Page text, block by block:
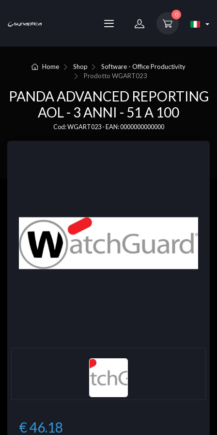
0
Home Shop
Software - Office Productivity
Prodotto WGART023
PANDA ADVANCED REPORTING
AOL - 3 ANNI - 51 A 100
Cod: WGART023 - EAN: 0000000000000
€ 46.18